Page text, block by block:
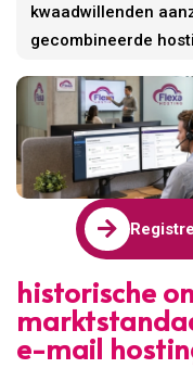
kwaadwillenden
gecombineerde

historische
e-mail